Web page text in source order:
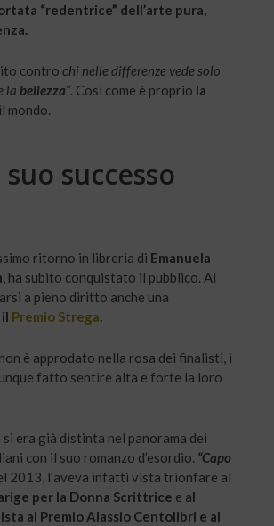
“redentrice” dell’arte pura,
contro chi nelle differenze vede solo
la bellezza“. Così come è proprio la
mondo.
successo
ritorno in libreria di Emanuela
, ha subito conquistato il pubblico. Al
a pieno diritto anche una
Premio Strega.
è approdato nella rosa dei finalisti, i
fatto sentire alta e forte la loro
era già distinta nel panorama dei
con il suo romanzo d’esordio. “Capo
2013, l’aveva infatti vista trionfare al
per la Donna Scrittrice e al
al Premio Alassio Centolibri e al